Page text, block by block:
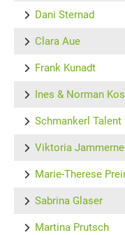
Dani Sternad
Clara Aue
Frank Kunadt
Ines & Norman
Schmankerl Talent
Viktoria
Marie-Therese
Sabrina Glaser
Martina Prutsch